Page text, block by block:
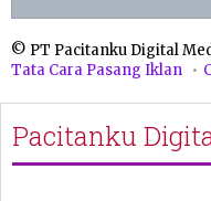
© PT Pacitanku Digital
Tata Cara Pasang Iklan
Pacitanku